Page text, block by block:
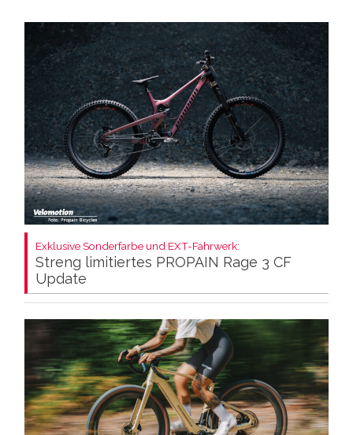
Exklusive Sonderfarbe und EXT-Fahrwerk:
Streng limitiertes PROPAIN Rage 3 CF
Update